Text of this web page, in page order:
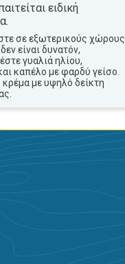
ειδική
σε εξωτερικούς χώρους
είναι δυνατόν,
γυαλιά ηλίου,
καπέλο με φαρδύ γείσο.
με υψηλό δείκτη